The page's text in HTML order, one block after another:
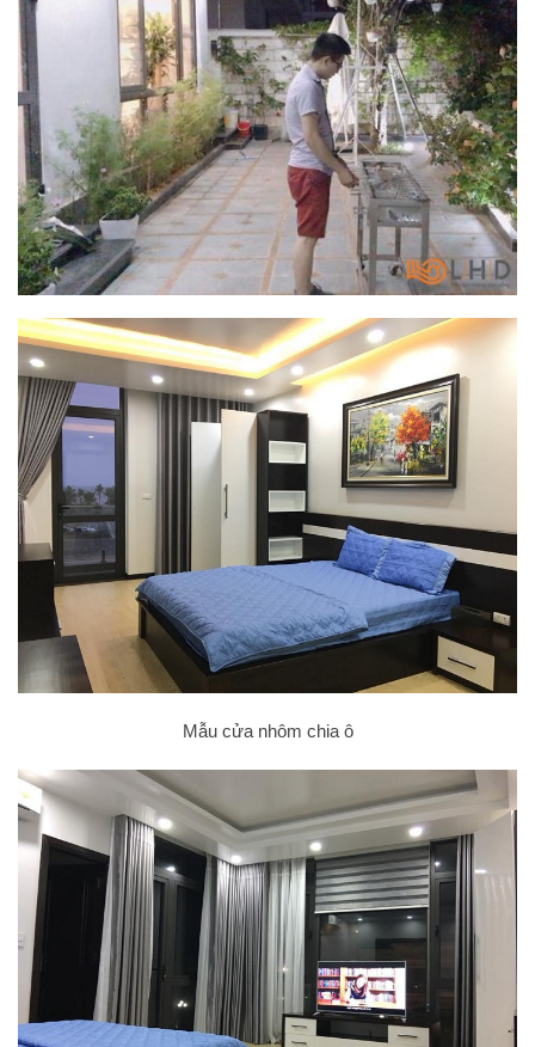
Mẫu cửa nhôm chia ô